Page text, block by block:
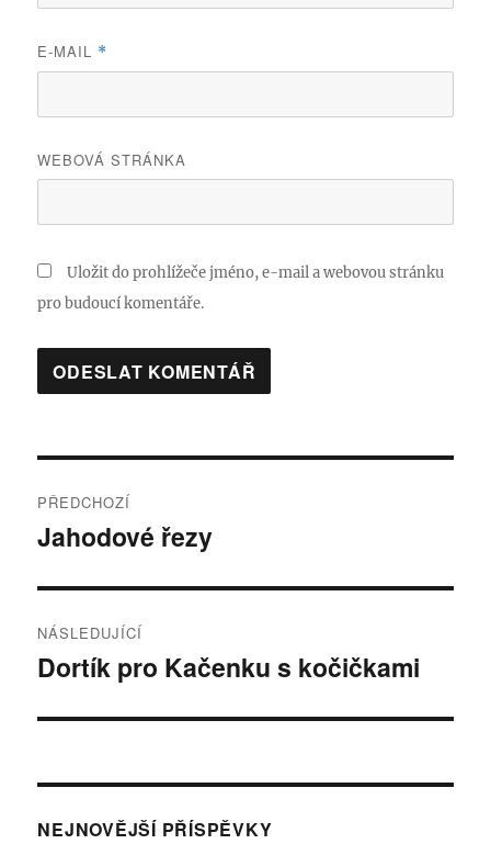
E-MAIL *
WEBOVÁ STRÁNKA
Uložit do prohlížeče jméno, e-mail a webovou stránku
pro budoucí komentáře.
pro
PŘEDCHOZÍ
Předchozí
Jahodové řezy
NÁSLEDUJÍCÍ
Následující
Dortík pro Kačenku s kočičkami
NEJNOVĚJŠÍ PŘÍSPĚVKY